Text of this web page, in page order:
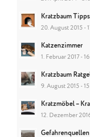
Kratzbaum
20. August 2015 -
Katzenzimmer
1. Februar 2017 -
Kratzbaum
9. August 2015 -
Kratzmöbel –
12. Dezember
Gefahrenquellen